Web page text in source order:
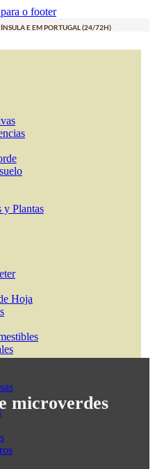
o footer
E EM PORTUGAL (24/72H)
y Plantas
Hoja
microverdes